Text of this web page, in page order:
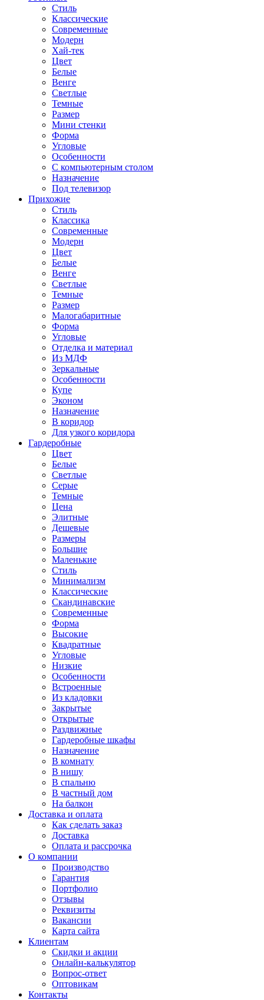
Стиль
Классические
Современные
Модерн
Хай-тек
Цвет
Белые
Венге
Светлые
Темные
Размер
Мини стенки
Форма
Угловые
Особенности
С компьютерным столом
Назначение
Под телевизор
Прихожие
Стиль
Классика
Современные
Модерн
Цвет
Белые
Венге
Светлые
Темные
Размер
Малогабаритные
Форма
Угловые
Отделка и материал
Из МДФ
Зеркальные
Особенности
Купе
Эконом
Назначение
В коридор
Для узкого коридора
Гардеробные
Цвет
Белые
Светлые
Серые
Темные
Цена
Элитные
Дешевые
Размеры
Большие
Маленькие
Стиль
Минимализм
Классические
Скандинавские
Современные
Форма
Высокие
Квадратные
Угловые
Низкие
Особенности
Встроенные
Из кладовки
Закрытые
Открытые
Раздвижные
Гардеробные шкафы
Назначение
В комнату
В нишу
В спальню
В частный дом
На балкон
Доставка и оплата
Как сделать заказ
Доставка
Оплата и рассрочка
О компании
Производство
Гарантия
Портфолио
Отзывы
Реквизиты
Вакансии
Карта сайта
Клиентам
Скидки и акции
Онлайн-калькулятор
Вопрос-ответ
Оптовикам
Контакты